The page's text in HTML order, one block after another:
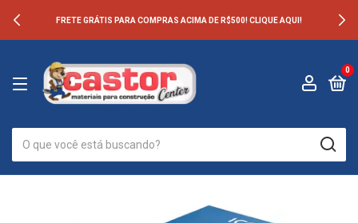
FRETE GRÁTIS PARA COMPRAS ACIMA DE R$500! CLIQUE AQUI!
0